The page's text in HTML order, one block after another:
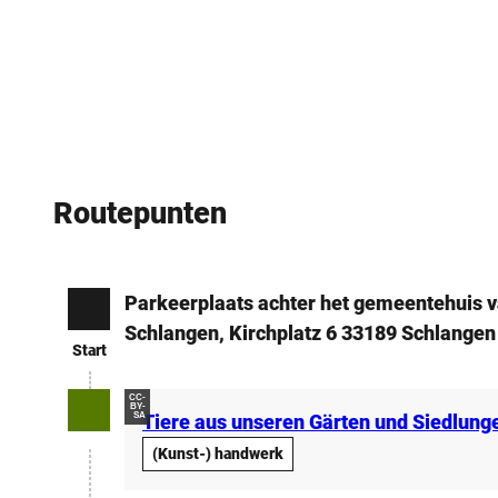
Routepunten
Start
Parkeerplaats achter het gemeentehuis
Schlangen, Kirchplatz 6 33189 Schlangen
CC-
BY-
SATiere aus unseren Gärten und
(Kunst-) handwerk